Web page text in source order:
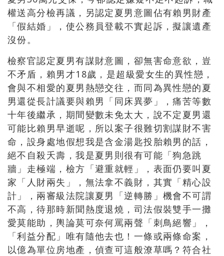
權送高分檢再議，另認定夏男意圖佔有賴男財產
「假結婚」，使公務員登載不實起訴，擬讓遺產
沒份。
檢察官認定夏男有謀財意圖，卻無害命意欲，豈
不矛盾，賴男才18歲，是超級愛女生的異性戀，
會與不相愛的夏男熱戀交往，而同為異性戀的夏
男還從長計議要與賴男「同床異夢」，痛苦等數
十年後繼承，期間變數未免太大，說不定夏男還
可能比賴男早逝呢，所以案子很難切割謀財不害
命，設身處地假想我是含金湯匙投胎賴男的話，
絕不自殺夭壽，我是夏男則很有可能「狗急跳
牆」走極端，檢方「避重就輕」，表面仍要叫夏
家「人財兩失」，無法拿不義財，其實「精心設
計」，兩審級法院讓夏男「逆轉勝」機會不可謂
不高，待那時新聞熱度退燒，司法假裝雙手一攤
愛莫能助，輿論莫可奈何罵兩聲「刺鳥絕響」，
「利益分配」唯有隨他去也！一條或兩條命案，
以億為單位房地產，偵查可這般潦草嗎？符合社